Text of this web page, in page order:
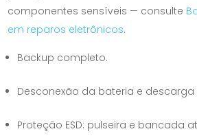
componentes sensíveis — consulte
em reparos eletrônicos.
Backup completo.
Desconexão da bateria e
Proteção ESD: pulseira e bancada